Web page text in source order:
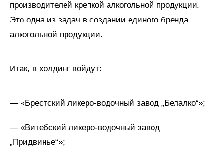
производителей крепкой алкогольной продукции.
Это одна из задач в создании единого бренда
алкогольной продукции.
Итак, в холдинг войдут:
— «Брестский ликеро-водочный завод „Белалко“»;
— «Витебский ликеро-водочный завод
„Придвинье“»;